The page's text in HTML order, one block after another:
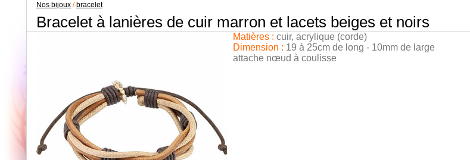
Nos bijoux / bracelet
Bracelet à lanières de cuir marron et lacets beiges et noirs
Matières : cuir, acrylique (corde)
Dimension : 19 à 25cm de long - 10mm de large
attache nœud à coulisse